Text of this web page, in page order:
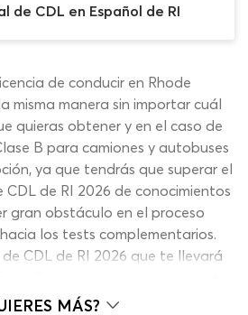
de CDL en Español de RI
de conducir en Rhode
misma manera sin importar cuál
quieras obtener y en el caso de
B para camiones y autobuses
ya que tendrás que superar el
CDL de RI 2026 de conocimientos
gran obstáculo en el proceso
los tests complementarios.
CDL de RI 2026 que te llevará
B se divide en varias etapas
que quieras darle a tu
MÁS?